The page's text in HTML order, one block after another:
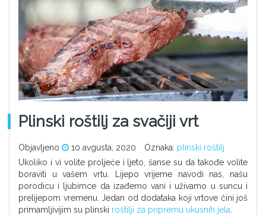
Plinski roštilj za svačiji vrt
Objavljeno 10 avgusta, 2020 Oznaka: plinski roštilj
Ukoliko i vi volite proljeće i ljeto, šanse su da takođe volite
boraviti u vašem vrtu. Lijepo vrijeme navodi nas, našu
porodicu i ljubimce da izađemo vani i uživamo u suncu i
prelijepom vremenu. Jedan od dodataka koji vrtove čini još
primamljivijim su plinski roštilji za pripremu ukusnih jela